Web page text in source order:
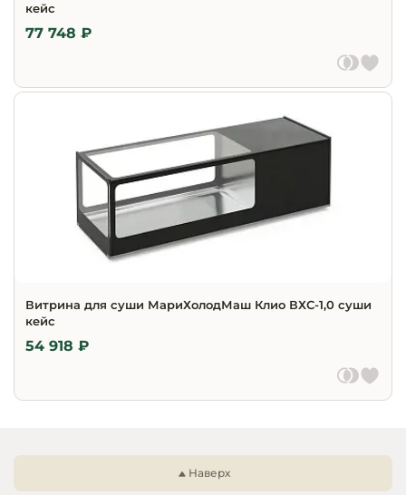
кейс
77 748 ₽
Витрина для суши МариХолодМаш Клио ВХС-1,0 суши
кейс
54 918 ₽
Наверх